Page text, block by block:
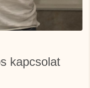
kapcsolat